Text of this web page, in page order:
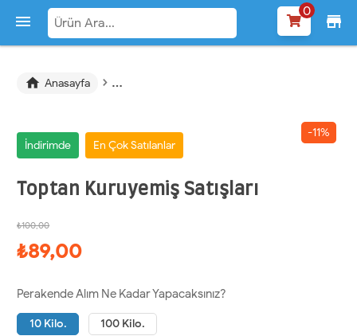
 store
0
 Anasayfa › En uygun toptan kuruyemiş satışları fiyatları
İndirimde En Çok Satılanlar
-11%
Toptan Kuruyemiş Satışları
₺100,00
₺89,00
Perakende Alım Ne Kadar Yapacaksınız?
10 Kilo. 100 Kilo.